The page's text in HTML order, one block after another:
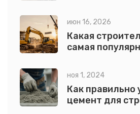
июн 16, 2026
Какая
самая
ноя 1, 2024
Как правильно
цемент для